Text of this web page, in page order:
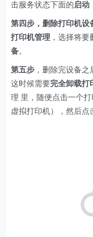
击服务状态下面的启动
第四步，删除打印机设
打印机管理 ，选择将
备。
第五步 ，删除完设备
这时候需要完全卸载打
理 里，随便点击一个
虚拟打印机），然后